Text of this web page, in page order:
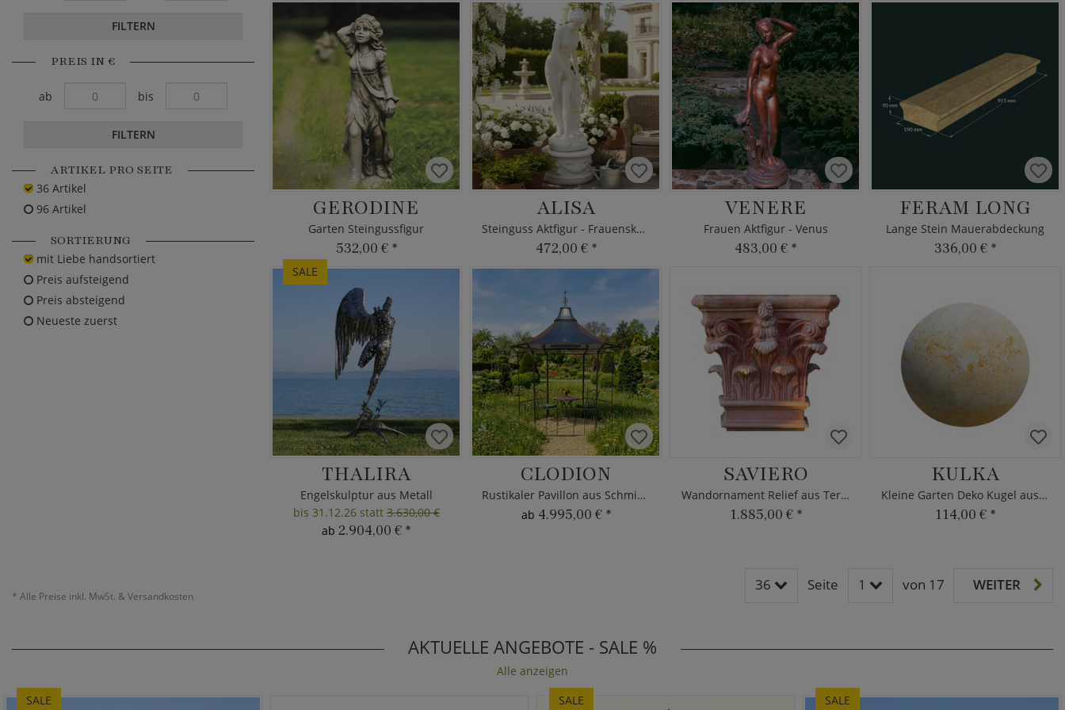
GERODINE
Garten Steingussfigur
532,00 € *
ALISA
Steinguss Aktfigur - Frauenskulptur
472,00 € *
VENERE
Frauen Aktfigur - Venus
483,00 € *
FERAM LONG
Lange Stein Mauerabdeckung
336,00 € *
SALE
THALIRA
Engelskulptur aus Metall
bis 31.12.26 statt3.630,00 €
ab 2.904,00 € *
CLODION
Rustikaler Pavillon aus Schmiedeeisen
ab 4.995,00 € *
SAVIERO
Wandornament Relief aus Terrakotta
1.885,00 € *
KULKA
Kleine Garten Deko Kugel aus Steinguss
114,00 € *
FILTERN
PREIS IN €
ab bis
FILTERN
ARTIKEL PRO SEITE
36 Artikel
96 Artikel
SORTIERUNG
mit Liebe handsortiert
Preis aufsteigend
Preis absteigend
Neueste zuerst
* Alle Preise inkl. MwSt. & Versandkosten
36 Seite 1 von 17 WEITER
AKTUELLE ANGEBOTE - SALE %
Alle anzeigen
SALE
SALE SALE